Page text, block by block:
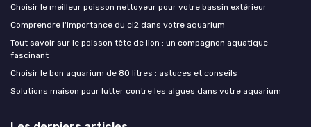
Choisir le meilleur poisson nettoyeur pour votre bassin extérieur
Comprendre l'importance du cl2 dans votre aquarium
Tout savoir sur le poisson tête de lion : un compagnon aquatique
fascinant
Choisir le bon aquarium de 80 litres : astuces et conseils
Solutions maison pour lutter contre les algues dans votre aquarium